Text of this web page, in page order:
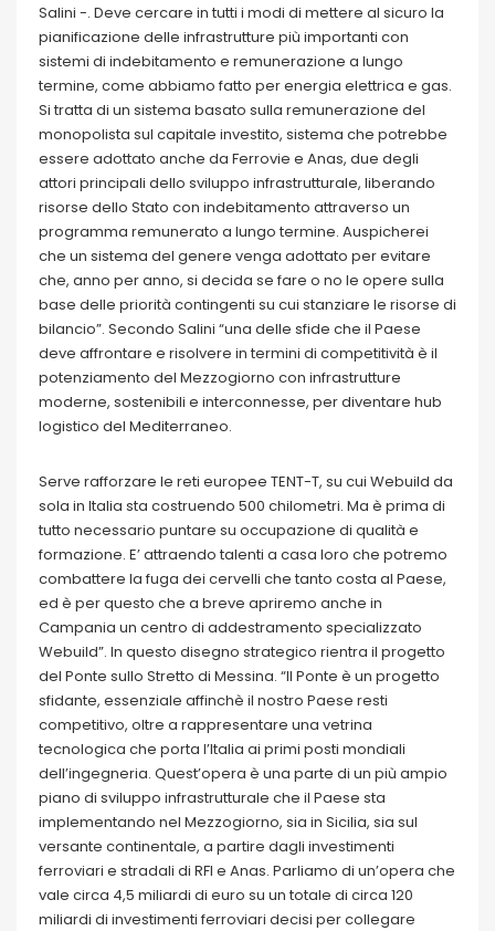
Salini -. Deve cercare in tutti i modi di mettere al sicuro la
pianificazione delle infrastrutture più importanti con
sistemi di indebitamento e remunerazione a lungo
termine, come abbiamo fatto per energia elettrica e gas.
Si tratta di un sistema basato sulla remunerazione del
monopolista sul capitale investito, sistema che potrebbe
essere adottato anche da Ferrovie e Anas, due degli
attori principali dello sviluppo infrastrutturale, liberando
risorse dello Stato con indebitamento attraverso un
programma remunerato a lungo termine. Auspicherei
che un sistema del genere venga adottato per evitare
che, anno per anno, si decida se fare o no le opere sulla
base delle priorità contingenti su cui stanziare le risorse di
bilancio”. Secondo Salini “una delle sfide che il Paese
deve affrontare e risolvere in termini di competitività è il
potenziamento del Mezzogiorno con infrastrutture
moderne, sostenibili e interconnesse, per diventare hub
logistico del Mediterraneo.
Serve rafforzare le reti europee TENT-T, su cui Webuild da
sola in Italia sta costruendo 500 chilometri. Ma è prima di
tutto necessario puntare su occupazione di qualità e
formazione. E’ attraendo talenti a casa loro che potremo
combattere la fuga dei cervelli che tanto costa al Paese,
ed è per questo che a breve apriremo anche in
Campania un centro di addestramento specializzato
Webuild”. In questo disegno strategico rientra il progetto
del Ponte sullo Stretto di Messina. “Il Ponte è un progetto
sfidante, essenziale affinchè il nostro Paese resti
competitivo, oltre a rappresentare una vetrina
tecnologica che porta l’Italia ai primi posti mondiali
dell’ingegneria. Quest’opera è una parte di un più ampio
piano di sviluppo infrastrutturale che il Paese sta
implementando nel Mezzogiorno, sia in Sicilia, sia sul
versante continentale, a partire dagli investimenti
ferroviari e stradali di RFI e Anas. Parliamo di un’opera che
vale circa 4,5 miliardi di euro su un totale di circa 120
miliardi di investimenti ferroviari decisi per collegare